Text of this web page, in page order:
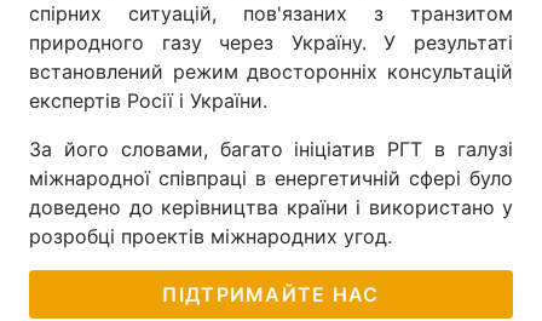
спірних ситуацій, пов'язаних з транзитом
природного газу через Україну. У результаті
встановлений режим двосторонніх консультацій
експертів Росії і України.
За його словами, багато ініціатив РГТ в галузі
міжнародної співпраці в енергетичній сфері було
доведено до керівництва країни і використано у
розробці проектів міжнародних угод.
ПІДТРИМАЙТЕ НАС